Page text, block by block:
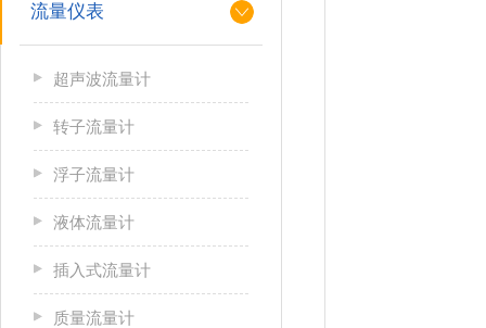
流量仪表
超声波流量计
转子流量计
浮子流量计
液体流量计
插入式流量计
质量流量计